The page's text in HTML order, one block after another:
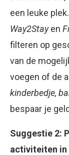
een leuke
Way2Stayen
filteren op
van de
voegen of de
kinderbedje,
bespaar je
Suggestie 2:
activiteiten in